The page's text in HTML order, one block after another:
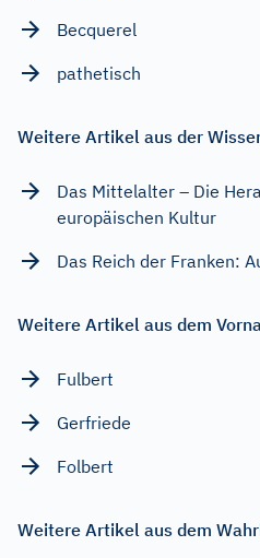
Becquerel
pathetisch
Weitere Artikel aus der
Das Mittelalter – Die
europäischen Kultur
Das Reich der Franken:
Weitere Artikel aus dem
Fulbert
Gerfriede
Folbert
Weitere Artikel aus dem